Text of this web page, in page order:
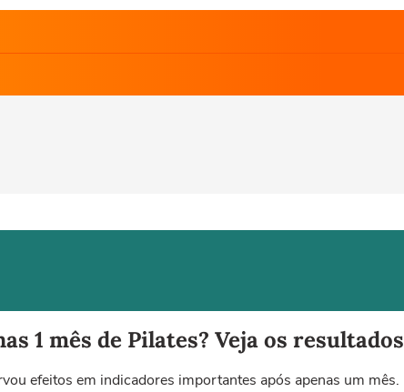
1 mês de Pilates? Veja os resultados
efeitos em indicadores importantes após apenas um mês.